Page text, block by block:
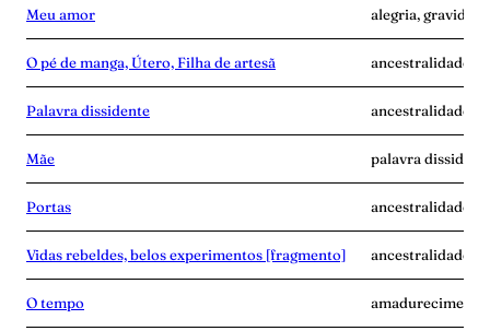
Meu amor alegria,
O pé de manga, Útero, Filha de artesã ancestralidade,
Palavra dissidente ancestralidade,
Mãe palavra
Portas ancestralidade,
Vidas rebeldes, belos experimentos [fragmento] ancestralidade,
O tempo